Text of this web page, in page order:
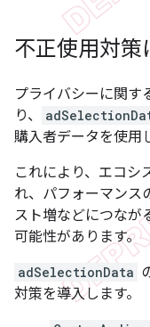
不正使用対
プライバシーに関す
り、
購入者データを使用
これにより、エコシ
れ、パフォーマンス
スト増などにつなが
可能性があります。
adSelectionData
対策を導入します。